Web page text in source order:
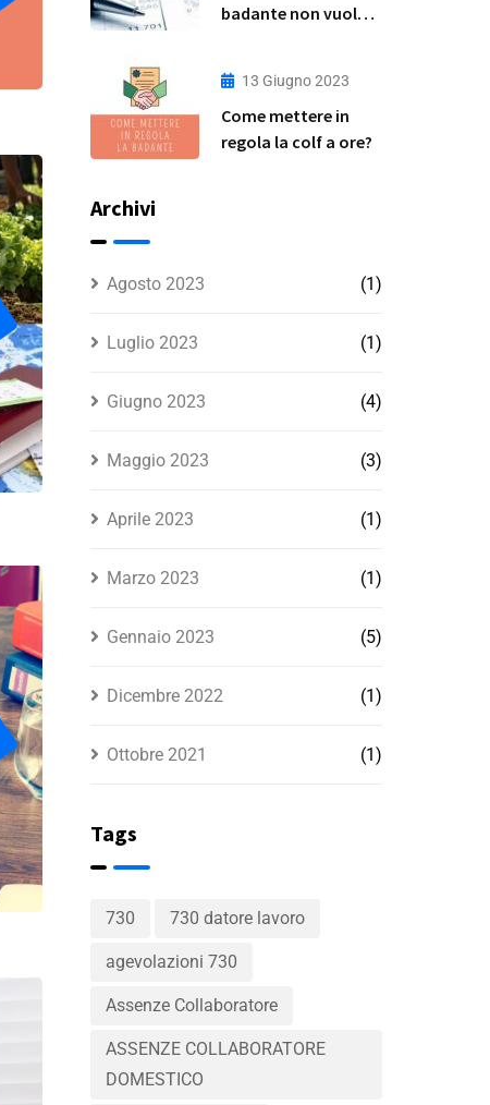
badante non vuole
13 Giugno 2023
Come mettere in
regola la colf a ore?
Archivi
Agosto 2023 (1)
Luglio 2023 (1)
Giugno 2023 (4)
Maggio 2023 (3)
Aprile 2023 (1)
Marzo 2023 (1)
Gennaio 2023 (5)
Dicembre 2022 (1)
Ottobre 2021 (1)
Tags
730 730 datore lavoro
agevolazioni 730
Assenze Collaboratore
ASSENZE COLLABORATORE
DOMESTICO